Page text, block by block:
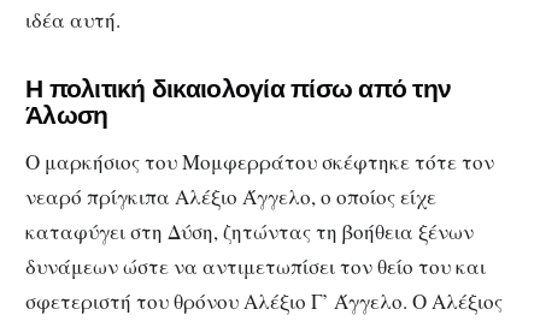
ιδέα αυτή.
Η πολιτική δικαιολογία πίσω από την
Άλωση
Ο μαρκήσιος του Μομφερράτου σκέφτηκε τότε τον
νεαρό πρίγκιπα Αλέξιο Άγγελο, ο οποίος είχε
καταφύγει στη Δύση, ζητώντας τη βοήθεια ξένων
δυνάμεων ώστε να αντιμετωπίσει τον θείο του και
σφετεριστή του θρόνου Αλέξιο Γ’ Άγγελο. Ο Αλέξιος